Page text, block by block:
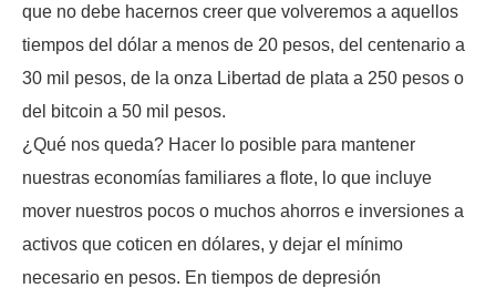
que no debe hacernos creer que volveremos a aquellos
tiempos del dólar a menos de 20 pesos, del centenario a
30 mil pesos, de la onza Libertad de plata a 250 pesos o
del bitcoin a 50 mil pesos.
¿Qué nos queda? Hacer lo posible para mantener
nuestras economías familiares a flote, lo que incluye
mover nuestros pocos o muchos ahorros e inversiones a
activos que coticen en dólares, y dejar el mínimo
necesario en pesos. En tiempos de depresión